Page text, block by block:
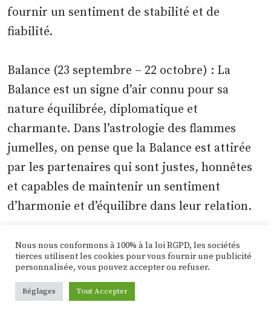
fournir un sentiment de stabilité et de
fiabilité.
Balance (23 septembre – 22 octobre) : La
Balance est un signe d’air connu pour sa
nature équilibrée, diplomatique et
charmante. Dans l’astrologie des flammes
jumelles, on pense que la Balance est attirée
par les partenaires qui sont justes, honnêtes
et capables de maintenir un sentiment
d’harmonie et d’équilibre dans leur relation.
Scorpion (23 octobre – 21 novembre) : Le
Scorpion est un signe d’eau connu pour sa
nature intense, passionnée et mystérieuse.
Dans l’astrologie des flammes jumelles, on
Nous nous conformons à 100% à la loi RGPD, les sociétés
tierces utilisent les cookies pour vous fournir une publicité
personnalisée, vous pouvez accepter ou refuser.
Réglages Tout Accepter